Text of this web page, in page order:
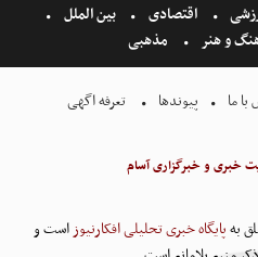
اقتصادی
بین الملل
و هنر مذهبی
ما پیوندها تعرفه اگهی
خبری و خبرگزاری آسام
بهپایگاه خبری تحلیلی افکارنیوزاست و